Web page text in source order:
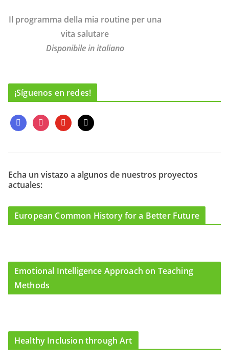
Il programma della mia routine per una
vita salutare
Disponibile in italiano
¡Síguenos en redes!
f
a
e
o
o
i
n
t
g
r
m
y
o
t
b
m
a
l
Echa un vistazo a algunos de nuestros proyectos
actuales:
European Common History for a Better Future
Emotional Intelligence Approach on Teaching
Methods
Healthy Inclusion through Art